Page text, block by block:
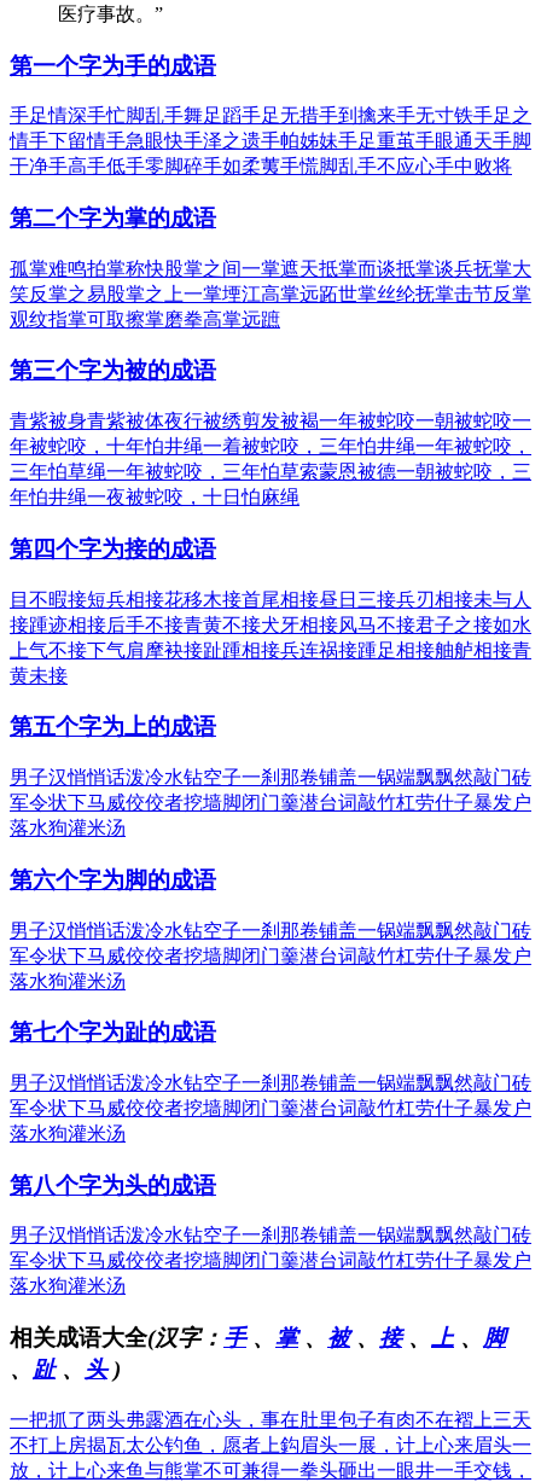
医疗事故。”
第一个字为手的成语
手足情深手忙脚乱手舞足蹈手足无措手到擒来手无寸铁手足之
情手下留情手急眼快手泽之遗手帕姊妹手足重茧手眼通天手脚
干净手高手低手零脚碎手如柔荑手慌脚乱手不应心手中败将
第二个字为掌的成语
孤掌难鸣拍掌称快股掌之间一掌遮天抵掌而谈抵掌谈兵抚掌大
笑反掌之易股掌之上一掌堙江高掌远跖世掌丝纶抚掌击节反掌
观纹指掌可取擦掌磨拳高掌远蹠
第三个字为被的成语
青紫被身青紫被体夜行被绣剪发被褐一年被蛇咬一朝被蛇咬一
年被蛇咬，十年怕井绳一着被蛇咬，三年怕井绳一年被蛇咬，
三年怕草绳一年被蛇咬，三年怕草索蒙恩被德一朝被蛇咬，三
年怕井绳一夜被蛇咬，十日怕麻绳
第四个字为接的成语
目不暇接短兵相接花移木接首尾相接昼日三接兵刃相接未与人
接踵迹相接后手不接青黄不接犬牙相接风马不接君子之接如水
上气不接下气肩摩袂接趾踵相接兵连祸接踵足相接舳舻相接青
黄未接
第五个字为上的成语
男子汉悄悄话泼冷水钻空子一刹那卷铺盖一锅端飘飘然敲门砖
军令状下马威佼佼者挖墙脚闭门羹潜台词敲竹杠劳什子暴发户
落水狗灌米汤
第六个字为脚的成语
男子汉悄悄话泼冷水钻空子一刹那卷铺盖一锅端飘飘然敲门砖
军令状下马威佼佼者挖墙脚闭门羹潜台词敲竹杠劳什子暴发户
落水狗灌米汤
第七个字为趾的成语
男子汉悄悄话泼冷水钻空子一刹那卷铺盖一锅端飘飘然敲门砖
军令状下马威佼佼者挖墙脚闭门羹潜台词敲竹杠劳什子暴发户
落水狗灌米汤
第八个字为头的成语
男子汉悄悄话泼冷水钻空子一刹那卷铺盖一锅端飘飘然敲门砖
军令状下马威佼佼者挖墙脚闭门羹潜台词敲竹杠劳什子暴发户
落水狗灌米汤
相关成语大全(汉字： 手、 掌、 被、 接、 上、 脚
、 趾、 头)
一把抓了两头弗露酒在心头，事在肚里包子有肉不在褶上三天
不打上房揭瓦太公钓鱼，愿者上鈎眉头一展，计上心来眉头一
放，计上心来鱼与熊掌不可兼得一拳头砸出一眼井一手交钱，